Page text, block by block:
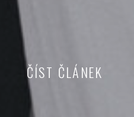
ČÍST ČLÁNEK